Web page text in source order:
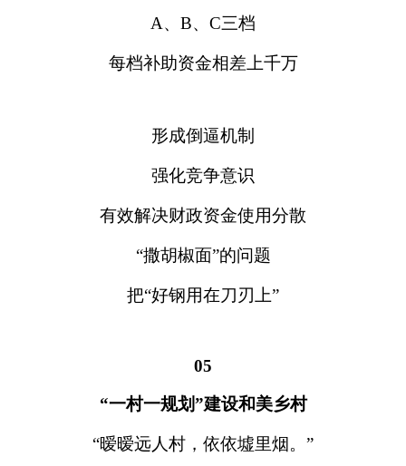
A、B、C三档
每档补助资金相差上千万
形成倒逼机制
强化竞争意识
有效解决财政资金使用分散
“撒胡椒面”的问题
把“好钢用在刀刃上”
05
“一村一规划”建设和美乡村
“暧暧远人村，依依墟里烟。”